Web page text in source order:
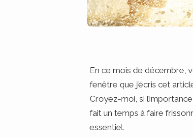
En ce mois de décembre,
fenêtre que j’écris cet
Croyez-moi, si
fait un temps à faire
essentiel.